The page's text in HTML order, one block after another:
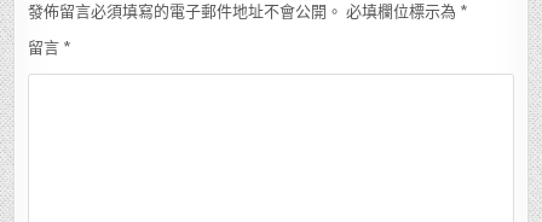
發佈留言必須填寫的電子郵件地址不會公開。 必填欄位標示為 *
留言 *